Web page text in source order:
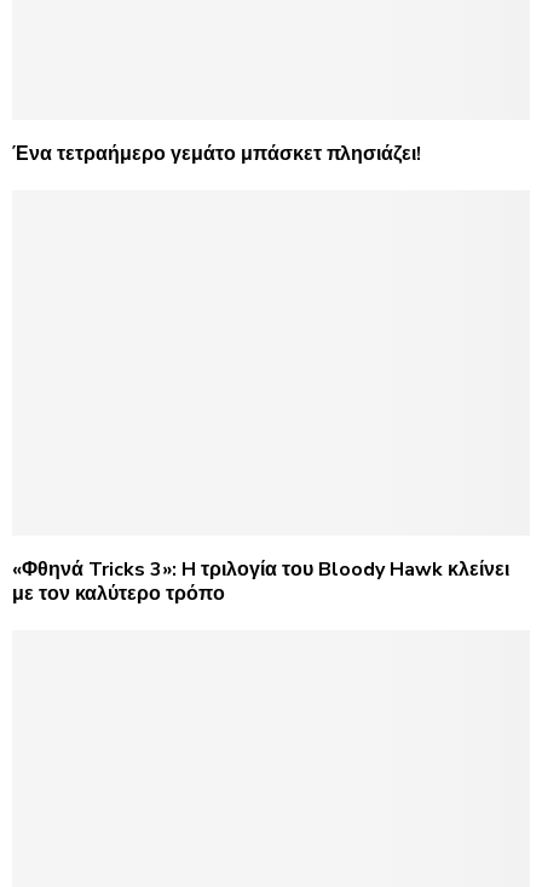
Ένα τετραήμερο γεμάτο μπάσκετ πλησιάζει!
«Φθηνά Tricks 3»: H τριλογία του Bloody Hawk κλείνει
με τον καλύτερο τρόπο